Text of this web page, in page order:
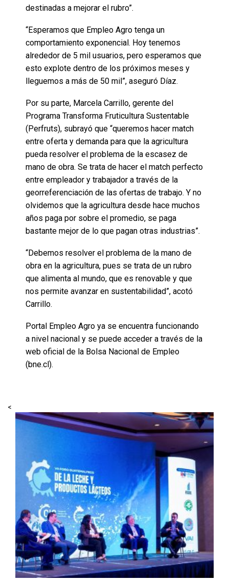
destinadas a mejorar el rubro”.
“Esperamos que Empleo Agro tenga un
comportamiento exponencial. Hoy tenemos
alrededor de 5 mil usuarios, pero esperamos que
esto explote dentro de los próximos meses y
lleguemos a más de 50 mil”, aseguró Díaz.
Por su parte, Marcela Carrillo, gerente del
Programa Transforma Fruticultura Sustentable
(Perfruts), subrayó que “queremos hacer match
entre oferta y demanda para que la agricultura
pueda resolver el problema de la escasez de
mano de obra. Se trata de hacer el match perfecto
entre empleador y trabajador a través de la
georreferenciación de las ofertas de trabajo. Y no
olvidemos que la agricultura desde hace muchos
años paga por sobre el promedio, se paga
bastante mejor de lo que pagan otras industrias”.
“Debemos resolver el problema de la mano de
obra en la agricultura, pues se trata de un rubro
que alimenta al mundo, que es renovable y que
nos permite avanzar en sustentabilidad”, acotó
Carrillo.
Portal Empleo Agro ya se encuentra funcionando
a nivel nacional y se puede acceder a través de la
web oficial de la Bolsa Nacional de Empleo
(bne.cl).
<